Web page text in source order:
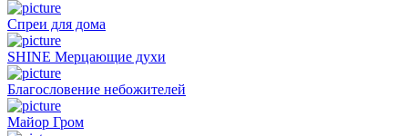
Спреи для дома
SHINE Мерцающие духи
Благословение небожителей
Майор Гром